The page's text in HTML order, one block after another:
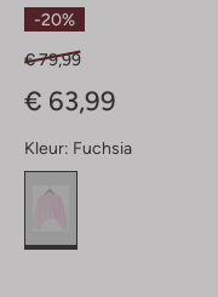
-20%
€ 79,99
€ 63,99
Kleur: Fuchsia